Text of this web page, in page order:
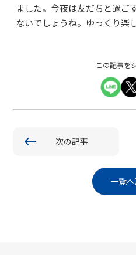
ました。今夜は友だちと過ご
ないでしょうね。ゆっくり楽
この記事を
次の記事
一覧